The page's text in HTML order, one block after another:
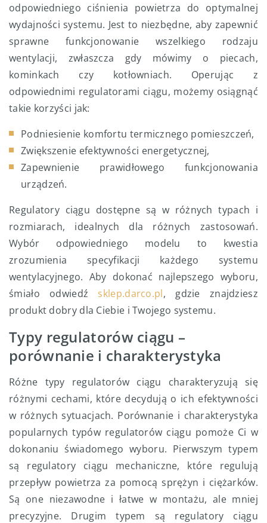
odpowiedniego ciśnienia powietrza do optymalnej
wydajności systemu. Jest to niezbędne, aby zapewnić
sprawne funkcjonowanie wszelkiego rodzaju
wentylacji, zwłaszcza gdy mówimy o piecach,
kominkach czy kotłowniach. Operując z
odpowiednimi regulatorami ciągu, możemy osiągnąć
takie korzyści jak:
Podniesienie komfortu termicznego pomieszczeń,
Zwiększenie efektywności energetycznej,
Zapewnienie prawidłowego funkcjonowania
urządzeń.
Regulatory ciągu dostępne są w różnych typach i
rozmiarach, idealnych dla różnych zastosowań.
Wybór odpowiedniego modelu to kwestia
zrozumienia specyfikacji każdego systemu
wentylacyjnego. Aby dokonać najlepszego wyboru,
śmiało odwiedź sklep.darco.pl, gdzie znajdziesz
produkt dobry dla Ciebie i Twojego systemu.
Typy regulatorów ciągu –
porównanie i charakterystyka
Różne typy regulatorów ciągu charakteryzują się
różnymi cechami, które decydują o ich efektywności
w różnych sytuacjach. Porównanie i charakterystyka
popularnych typów regulatorów ciągu pomoże Ci w
dokonaniu świadomego wyboru. Pierwszym typem
są regulatory ciągu mechaniczne, które regulują
przepływ powietrza za pomocą sprężyn i ciężarków.
Są one niezawodne i łatwe w montażu, ale mniej
precyzyjne. Drugim typem są regulatory ciągu